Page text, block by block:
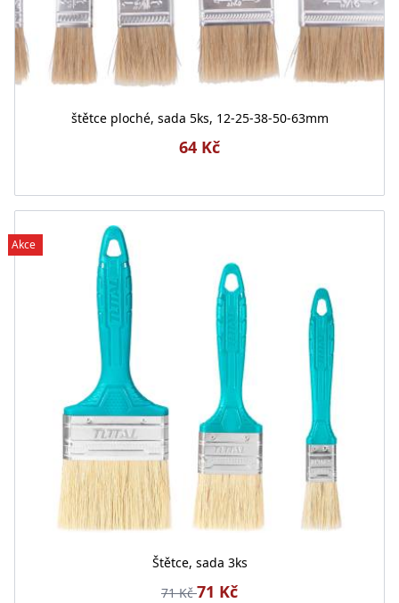
štětce ploché, sada 5ks, 12-25-38-50-63mm
64 Kč
Akce
Štětce, sada 3ks
71 Kč71 Kč